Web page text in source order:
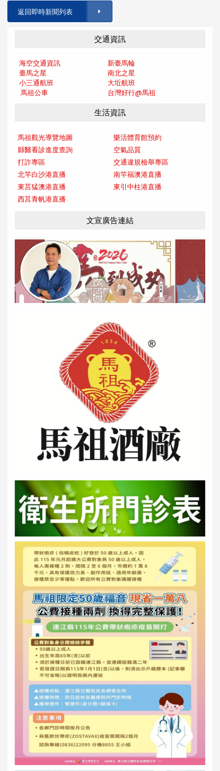
返回即時新聞列表
交通資訊
海空交通資訊
新臺馬輪
臺馬之星
南北之星
小三通航班
大坵航班
馬祖公車
台灣好行@馬祖
生活資訊
馬祖觀光導覽地圖
樂活體育館預約
縣醫看診進度查詢
空氣品質
打詐專區
交通違規檢舉專區
北竿白沙港直播
南竿福澳港直播
東莒猛澳港直播
東引中柱港直播
西莒青帆港直播
文宣廣告連結